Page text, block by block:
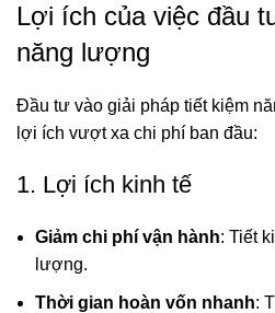
Lợi ích của việc đầu
năng lượng
Đầu tư vào giải pháp tiết kiệm
lợi ích vượt xa chi phí ban đầu:
1. Lợi ích kinh tế
Giảm chi phí vận hành: Tiết
lượng.
Thời gian hoàn vốn nhanh: